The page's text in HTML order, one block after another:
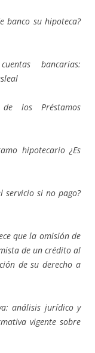
banco su hipoteca?
bancarias:
los Préstamos
hipotecario ¿Es
servicio si no pago?
que la omisión de
de un crédito al
de su derecho a
análisis jurídico y
vigente sobre